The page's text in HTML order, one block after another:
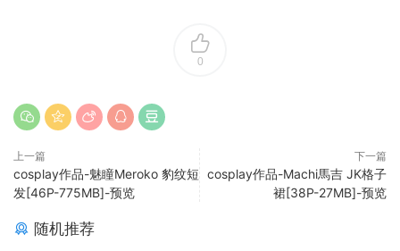
0
上一篇
cosplay作品-魅瞳Meroko 豹纹短
发[46P-775MB]-预览
下一篇
cosplay作品-Machi馬吉 JK格子
裙[38P-27MB]-预览
随机推荐